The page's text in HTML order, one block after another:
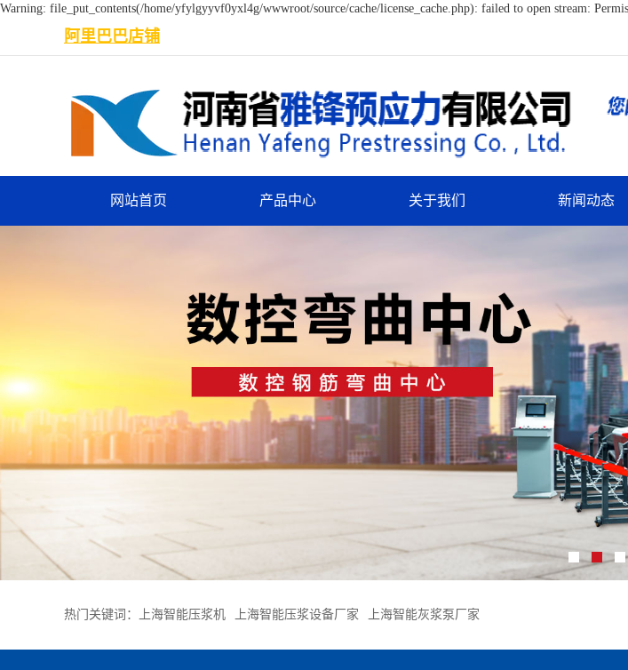
Warning: file_put_contents(/home/yfylgyyvf0yxl4g/wwwroot/source/cache/license_cache.php): failed to open stream:
阿里巴巴店铺
网站首页 产品中心 关于我们 新闻动态
热门关键词： 上海智能压浆机 上海智能压浆设备厂家 上海智能灰浆泵厂家